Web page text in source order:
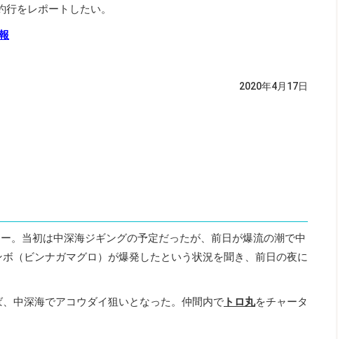
をレポートしたい。
2020年4月17日
。当初は中深海ジギングの予定だったが、前日が爆流の潮で中
（ビンナガマグロ）が爆発したという状況を聞き、前日の夜に
中深海でアコウダイ狙いとなった。仲間内で トロ丸をチャータ